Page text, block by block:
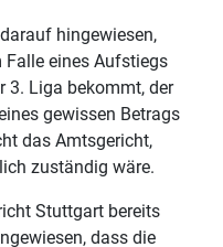
hingewiesen,
eines Aufstiegs
3. Liga bekommt, der
gewissen Betrags
das Amtsgericht,
zuständig wäre.
Stuttgart bereits
dass die